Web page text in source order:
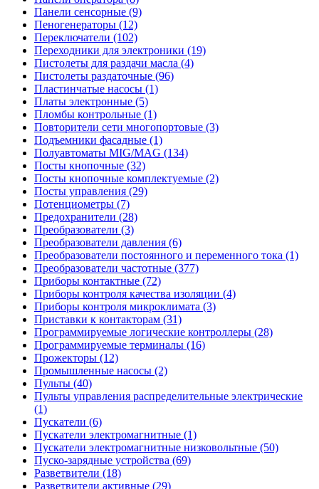
Панели сенсорные (9)
Пеногенераторы (12)
Переключатели (102)
Переходники для электроники (19)
Пистолеты для раздачи масла (4)
Пистолеты раздаточные (96)
Пластинчатые насосы (1)
Платы электронные (5)
Пломбы контрольные (1)
Повторители сети многопортовые (3)
Подъемники фасадные (1)
Полуавтоматы MIG/MAG (134)
Посты кнопочные (32)
Посты кнопочные комплектуемые (2)
Посты управления (29)
Потенциометры (7)
Предохранители (28)
Преобразователи (3)
Преобразователи давления (6)
Преобразователи постоянного и переменного тока (1)
Преобразователи частотные (377)
Приборы контактные (72)
Приборы контроля качества изоляции (4)
Приборы контроля микроклимата (3)
Приставки к контакторам (31)
Программируемые логические контроллеры (28)
Программируемые терминалы (16)
Прожекторы (12)
Промышленные насосы (2)
Пульты (40)
Пульты управления распределительные электрические
(1)
Пускатели (6)
Пускатели электромагнитные (1)
Пускатели электромагнитные низковольтные (50)
Пуско-зарядные устройства (69)
Разветвители (18)
Разветвители активные (29)